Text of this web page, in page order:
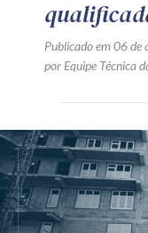
Publicado em 06 de
por Equipe Técnica